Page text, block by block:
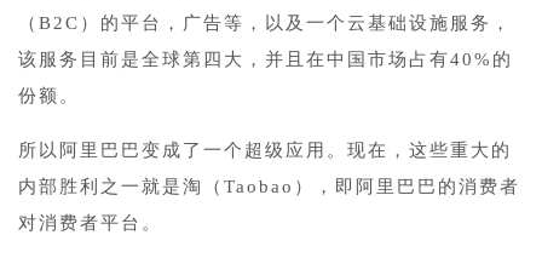
（B2C）的平台，广告等，以及一个云基础设施服务，
该服务目前是全球第四大，并且在中国市场占有40%的
份额。
所以阿里巴巴变成了一个超级应用。现在，这些重大的
内部胜利之一就是淘（Taobao），即阿里巴巴的消费者
对消费者平台。